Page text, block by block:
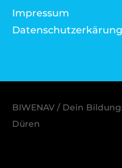
Impressum
Datenschutzerkärung
BIWENAV / Dein
Düren